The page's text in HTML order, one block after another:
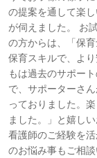
の提案を通して楽
が伺えました。 お
の方からは、「保
保育スキルで、よ
もは過去のサポー
で、サポーターさ
っておりました。
ました。」と嬉し
看護師のご経験を
のお悩み事もご相